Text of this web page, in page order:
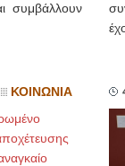
συμβάλλουν
ΚΟΙΝΩΝΙΑ